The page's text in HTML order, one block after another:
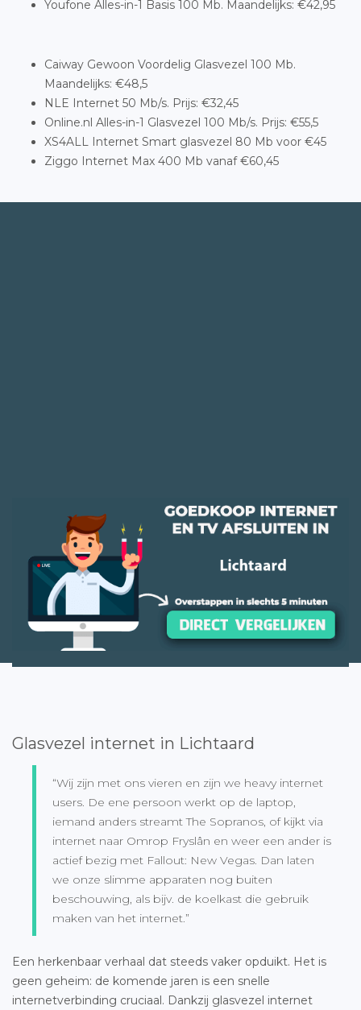
Youfone Alles-in-1 Basis 100 Mb. Maandelijks: €42,95
Caiway Gewoon Voordelig Glasvezel 100 Mb.
Maandelijks: €48,5
NLE Internet 50 Mb/s. Prijs: €32,45
Online.nl Alles-in-1 Glasvezel 100 Mb/s. Prijs: €55,5
XS4ALL Internet Smart glasvezel 80 Mb voor €45
Ziggo Internet Max 400 Mb vanaf €60,45
Glasvezel internet in Lichtaard
“Wij zijn met ons vieren en zijn we heavy internet
users. De ene persoon werkt op de laptop,
iemand anders streamt The Sopranos, of kijkt via
internet naar Omrop Fryslân en weer een ander is
actief bezig met Fallout: New Vegas. Dan laten
we onze slimme apparaten nog buiten
beschouwing, als bijv. de koelkast die gebruik
maken van het internet.”
Een herkenbaar verhaal dat steeds vaker opduikt. Het is
geen geheim: de komende jaren is een snelle
internetverbinding cruciaal. Dankzij glasvezel internet